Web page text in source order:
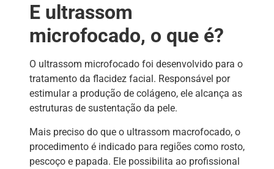
E ultrassom
microfocado, o que é?
O ultrassom microfocado foi desenvolvido para o
tratamento da flacidez facial. Responsável por
estimular a produção de colágeno, ele alcança as
estruturas de sustentação da pele.
Mais preciso do que o ultrassom macrofocado, o
procedimento é indicado para regiões como rosto,
pescoço e papada. Ele possibilita ao profissional